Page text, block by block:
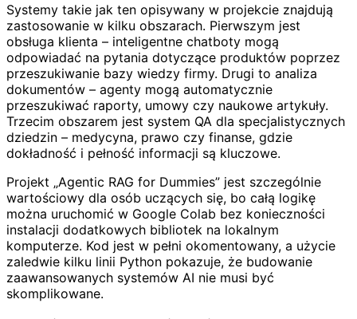
Systemy takie jak ten opisywany w projekcie znajdują
zastosowanie w kilku obszarach. Pierwszym jest
obsługa klienta – inteligentne chatboty mogą
odpowiadać na pytania dotyczące produktów poprzez
przeszukiwanie bazy wiedzy firmy. Drugi to analiza
dokumentów – agenty mogą automatycznie
przeszukiwać raporty, umowy czy naukowe artykuły.
Trzecim obszarem jest system QA dla specjalistycznych
dziedzin – medycyna, prawo czy finanse, gdzie
dokładność i pełność informacji są kluczowe.
Projekt „Agentic RAG for Dummies” jest szczególnie
wartościowy dla osób uczących się, bo całą logikę
można uruchomić w Google Colab bez konieczności
instalacji dodatkowych bibliotek na lokalnym
komputerze. Kod jest w pełni okomentowany, a użycie
zaledwie kilku linii Python pokazuje, że budowanie
zaawansowanych systemów AI nie musi być
skomplikowane.